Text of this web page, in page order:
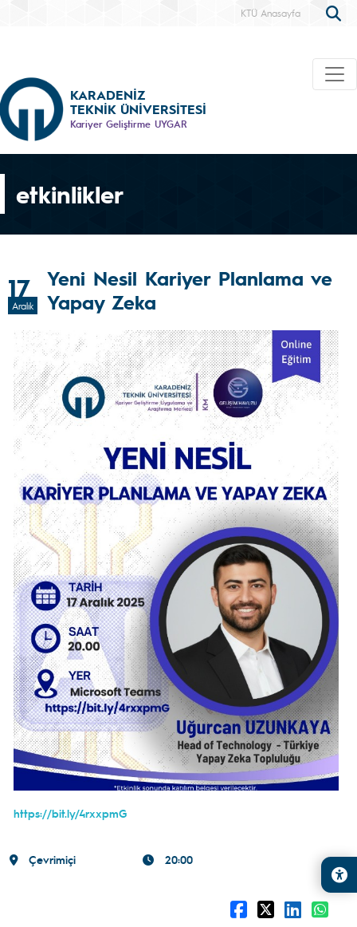
KTÜ Anasayfa
KARADENİZ
TEKNİK ÜNİVERSİTESİ
Kariyer Geliştirme UYGAR
etkinlikler
17
Aralık
Yeni Nesil Kariyer Planlama ve
Yapay Zeka
https://bit.ly/4rxxpmG
Çevrimiçi 20:00